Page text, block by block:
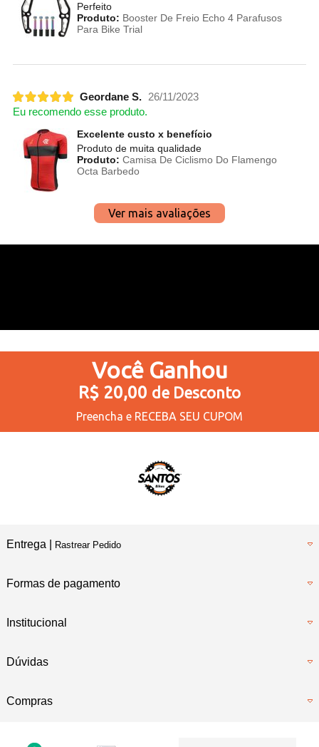
Perfeito
Produto: Booster De Freio Echo 4 Parafusos
Para Bike Trial
Geordane S.
26/11/2023
Eu recomendo esse produto.
Excelente custo x benefício
Produto de muita qualidade
Produto: Camisa De Ciclismo Do Flamengo
Octa Barbedo
Ver mais avaliações
Você Ganhou
R$ 20,00 de Desconto
Preencha e RECEBA SEU CUPOM
Entrega | Rastrear Pedido
Formas de pagamento
Institucional
Dúvidas
Compras